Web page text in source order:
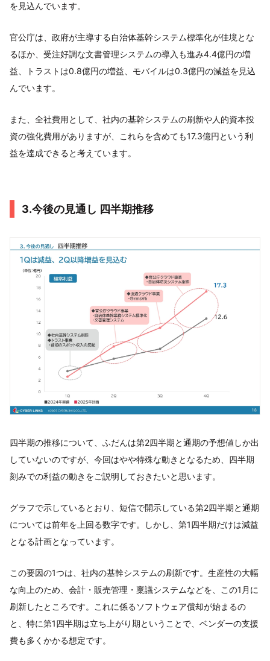
を見込んでいます。
官公庁は、政府が主導する自治体基幹システム標準化が佳境とな
るほか、受注好調な文書管理システムの導入も進み4.4億円の増
益、トラストは0.8億円の増益、モバイルは0.3億円の減益を見込
んでいます。
また、全社費用として、社内の基幹システムの刷新や人的資本投
資の強化費用がありますが、これらを含めても17.3億円という利
益を達成できると考えています。
3.今後の見通し 四半期推移
四半期の推移について、ふだんは第2四半期と通期の予想値しか出
していないのですが、今回はやや特殊な動きとなるため、四半期
刻みでの利益の動きをご説明しておきたいと思います。
グラフで示しているとおり、短信で開示している第2四半期と通期
については前年を上回る数字です。しかし、第1四半期だけは減益
となる計画となっています。
この要因の1つは、社内の基幹システムの刷新です。生産性の大幅
な向上のため、会計・販売管理・稟議システムなどを、この1月に
刷新したところです。これに係るソフトウェア償却が始まるの
と、特に第1四半期は立ち上がり期ということで、ベンダーの支援
費も多くかかる想定です。